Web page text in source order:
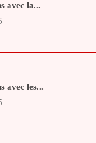
avec la...
avec les...